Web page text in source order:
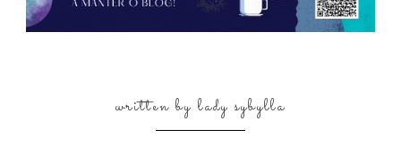
written bylady sybylla